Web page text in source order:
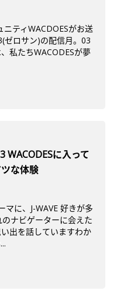
ニティWACDOESがお送
ゼロサン)の配信月。03
私たちWACODESが夢
WACODESに入って
な体験
に、J-WAVE 好きが多
ナビゲーターに会えた
出を話していますわか